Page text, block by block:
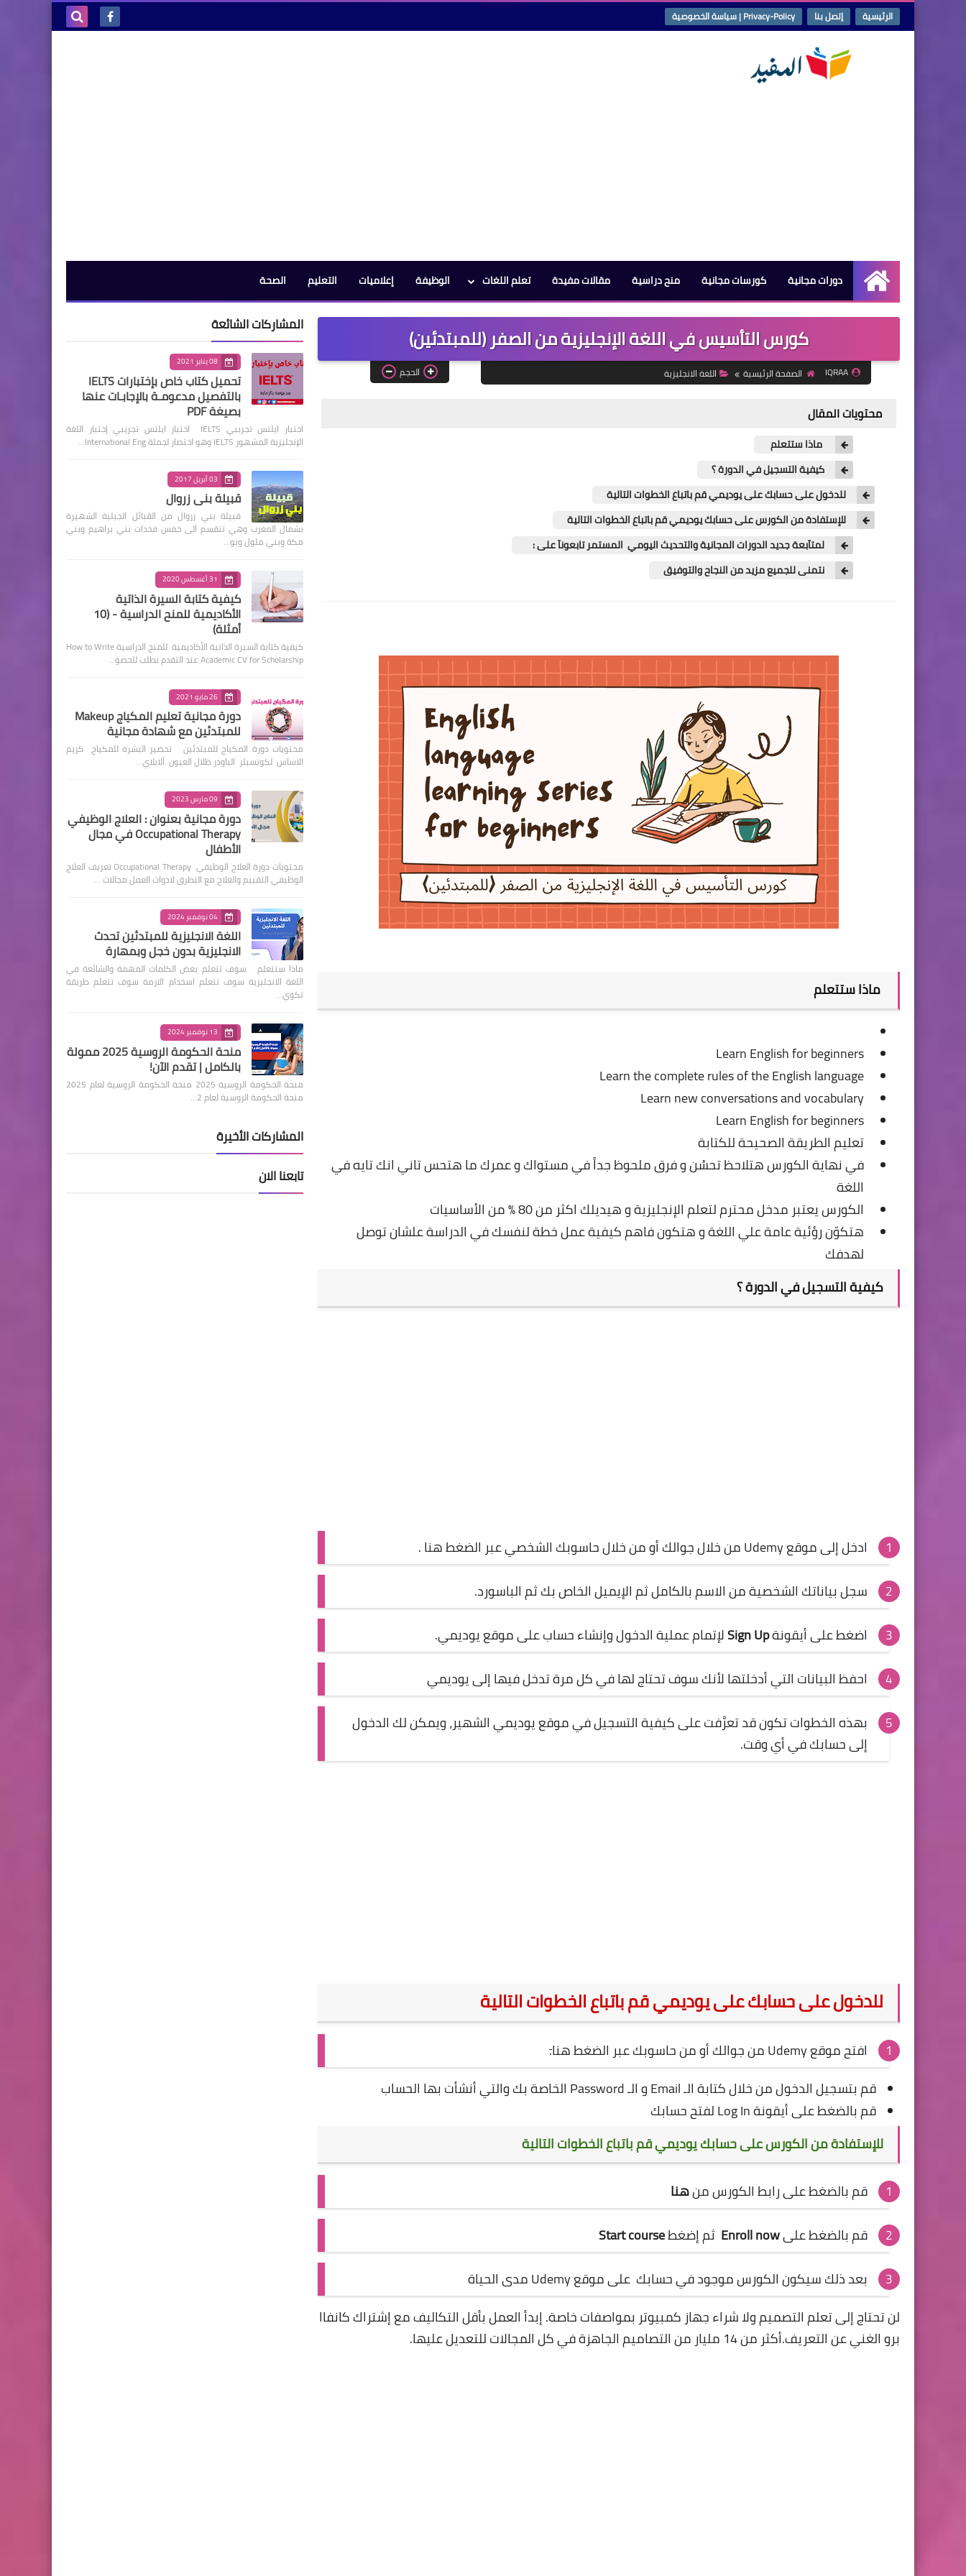
الرئيسية إتصل بنا Privacy-Policy | سياسة الخصوصية
الرئيسية
دورات مجانية كورسات مجانية منح دراسية مقالات مفيدة تعلم اللغات الوظيفة إعلاميات التعليم الصحة
كورس التأسيس في اللغة الإنجليزية من الصفر (للمبتدئين)
IQRAA الصفحة الرئيسية اللغة الانجليزية الحجم
محتويات المقال
ماذا ستتعلم
كيفية التسجيل في الدورة ؟
للدخول على حسابك على يوديمي قم باتباع الخطوات التالية
للإستفادة من الكورس على حسابك يوديمي قم باتباع الخطوات التالية
لمتآبعة جديد الدورات المجانية والتحديث اليومي المستمر تابعونآ على :
نتمنى للجميع مزيد من النجاح والتوفيق
ماذا ستتعلم
Learn English for beginners
Learn the complete rules of the English language
Learn new conversations and vocabulary
Learn English for beginners
تعليم الطريقة الصحيحة للكتابة
في نهاية الكورس هتلاحظ تحسُن و فرق ملحوظ جداً في مستواك و عمرك ما هتحس تاني انك تايه في
اللغة
الكورس يعتبر مدخل محترم لتعلم الإنجليزية و هيديلك اكثر من 80 % من الأساسيات
هتكوّن رؤئية عامة علي اللغة و هتكون فاهم كيفية عمل خطة لنفسك في الدراسة علشان توصل
لهدفك
كيفية التسجيل في الدورة ؟
ادخل إلىموقع Udemy من خلال جوالك أو من خلال حاسوبك الشخصي عبر الضغطهنا.
سجل بياناتك الشخصية من الاسم بالكامل ثم الإيميل الخاص بك ثم الباسورد.
اضغط على أيقونةSign Upلإتمام عملية الدخول وإنشاء حساب على موقع يوديمي.
احفظ البيانات التي أدخلتها لأنك سوف تحتاج لها في كل مرة تدخل فيها إلى يوديمي
بهذه الخطوات تكون قد تعرَّفت على كيفية التسجيل في موقع يوديمي الشهير، ويمكن لك الدخول
إلى حسابك في أي وقت.
للدخول على حسابك على يوديمي قم باتباع الخطوات التالية
افتحموقع Udemy من جوالك أو من حاسوبك عبر الضغطهنا.
قم بتسجيل الدخول من خلال كتابة الـ Email و الـ Password الخاصة بك والتي أنشأت بها الحساب
قم بالضغط على أيقونة Log In لفتح حسابك
للإستفادة من الكورس على حسابك يوديمي قم باتباع الخطوات التالية
قم بالضغط على رابط الكورس منهنا
قم بالضغط علىEnroll now ثم إضغطStart course
بعد ذلك سيكون الكورس موجود في حسابك على موقع Udemy مدى الحياة
لن تحتاج إلى تعلم التصميم ولا شراء جهاز كمبيوتر بمواصفات خاصة. إبدأ العمل بأقل التكاليف مع إشتراك كانفاا
برو الغني عن التعريف.أكثر من 14 مليار من التصاميم الجاهزة في كل المجالات للتعديل عليها.
المشاركات الشائعة
08 يناير 2021
تحميل كتاب خاص بإختبارات IELTS
بالتفصيل مدعومـة بالإجابـات عنها
بصيغة PDF
اختبار ايلتس تجريبي IELTS اختبار ايلتس تجريبي إختبار اللغة
الإنجليزية المشهور IELTS وهو اختصار لجملة International Eng…
03 أبريل 2017
قبيلة بني زروال
قبيلة بني زروال من القبائل الجبلية الشهيرة
بشمال المغرب وهي تنقسم الى خمس فخدات بني براهيم وبني
مكة وبني ملول وبو…
31 أغسطس 2020
كيفية كتابة السيرة الذاتية
الأكاديمية للمنح الدراسية - (10
أمثلة)
كيفية كتابة السيرة الذاتية الأكاديمية للمنح الدراسية How to Write
Academic CV for Scholarship عند التقدم بطلب للحصو…
26 مايو 2021
دورة مجانية تعليم المكياج Makeup
للمبتدئين مع شهادة مجانية
محتويات دورة المكياج للمبتدئين تحضير البشره للمكياج كريم
الاساس لكونسيلر الباودر ظلال العيون ألايلاي…
09 مارس 2023
دورة مجانية بعنوان : العلاج الوظيفي
Occupational Therapy في مجال
الأطفال
محتويات دورة العلاج الوظيفي Occupational Therapy تعريف العلاج
الوظيفي التقييم والعلاج مع التطرق لادوات العمل مجالات …
04 نوفمبر 2024
اللغة الانجليزية للمبتدئين تحدث
الانجليزية بدون خجل وبمهارة
ماذا ستتعلم سوف تتعلم بعض الكلمات المهمة والشائعة في
اللغة الانجليزية سوف تتعلم اسخدام الازمة سوف تتعلم طريقة
تكوي…
13 نوفمبر 2024
منحة الحكومة الروسية 2025 ممولة
بالكامل | تقدم الآن!
منحة الحكومة الروسية 2025 منحة الحكومة الروسية لعام 2025
منحة الحكومة الروسية لعام 2…
المشاركات الأخيرة
تابعنا الان